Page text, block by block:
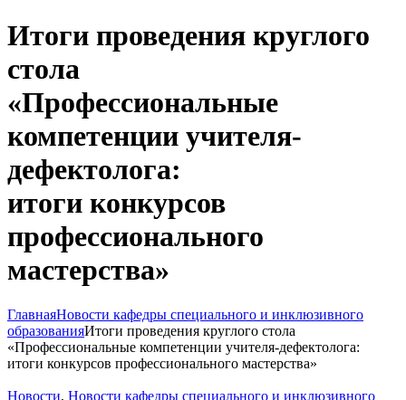
Итоги проведения круглого
стола
«Профессиональные
компетенции учителя-
дефектолога:
итоги конкурсов
профессионального
мастерства»
ГлавнаяНовости кафедры специального и инклюзивного
образованияИтоги проведения круглого стола
«Профессиональные компетенции учителя-дефектолога:
итоги конкурсов профессионального мастерства»
Новости, Новости кафедры специального и инклюзивного